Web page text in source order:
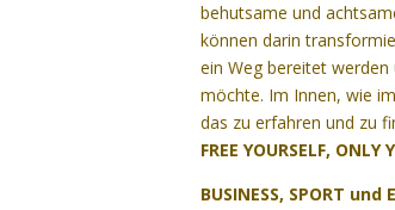
behutsame und
können darin
ein Weg bereitet
möchte. Im Innen, wie
das zu erfahren und zu
FREE YOURSELF, ONLY
BUSINESS, SPORT und